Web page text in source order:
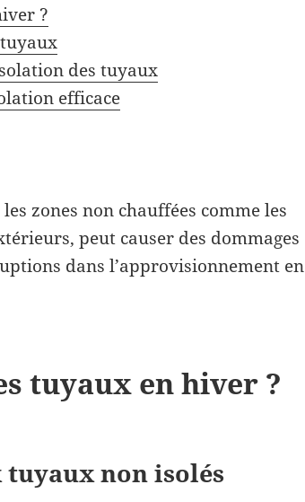
?
des tuyaux
efficace
zones non chauffées comme les
peut causer des dommages
dans l’approvisionnement en
tuyaux en hiver ?
tuyaux non isolés